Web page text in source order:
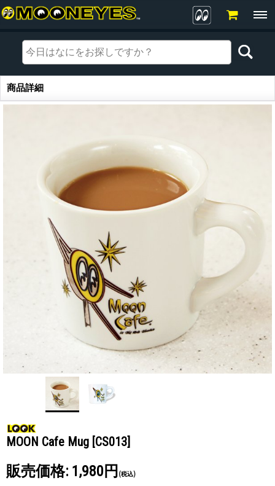
商品詳細
商品詳細
MOON Cafe Mug [CS013]
販売価格: 1,980円 (税込)